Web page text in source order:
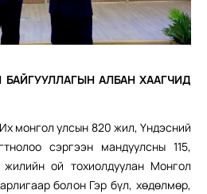
АЛБАН ХААГЧИД
монгол улсын 820 жил, Үндэсний
сэргээн мандуулсны 115,
ой тохиолдуулан Монгол
болон Гэр бүл, хөдөлмөр,